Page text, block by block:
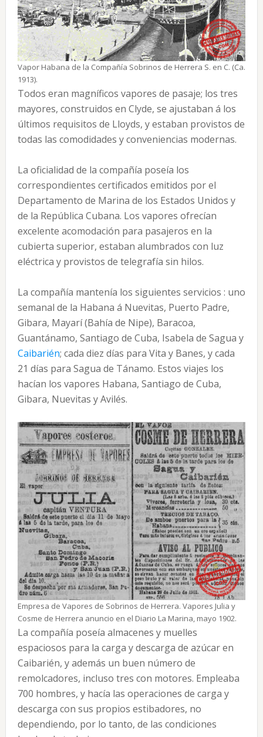
Vapor Habana de la Compañía Sobrinos de Herrera S. en C. (Ca.
1913).
Todos eran magníficos vapores de pasaje; los tres
mayores, construidos en Clyde, se ajustaban á los
últimos requisitos de Lloyds, y estaban provistos de
todas las comodidades y conveniencias modernas.
La oficialidad de la compañía poseía los
correspondientes certificados emitidos por el
Departamento de Marina de los Estados Unidos y
de la República Cubana. Los vapores ofrecían
excelente acomodación para pasajeros en la
cubierta superior, estaban alumbrados con luz
eléctrica y provistos de telegrafía sin hilos.
La compañía mantenía los siguientes servicios : uno
semanal de la Habana á Nuevitas, Puerto Padre,
Gibara, Mayarí (Bahía de Nipe), Baracoa,
Guantánamo, Santiago de Cuba, Isabela de Sagua y
Caibarién; cada diez días para Vita y Banes, y cada
21 días para Sagua de Tánamo. Estos viajes los
hacían los vapores Habana, Santiago de Cuba,
Gibara, Nuevitas y Avilés.
Empresa de Vapores de Sobrinos de Herrera. Vapores Julia y
Cosme de Herrera anuncio en el Diario La Marina, mayo 1902.
La compañía poseía almacenes y muelles
espaciosos para la carga y descarga de azúcar en
Caibarién, y además un buen número de
remolcadores, incluso tres con motores. Empleaba
700 hombres, y hacía las operaciones de carga y
descarga con sus propios estibadores, no
dependiendo, por lo tanto, de las condiciones